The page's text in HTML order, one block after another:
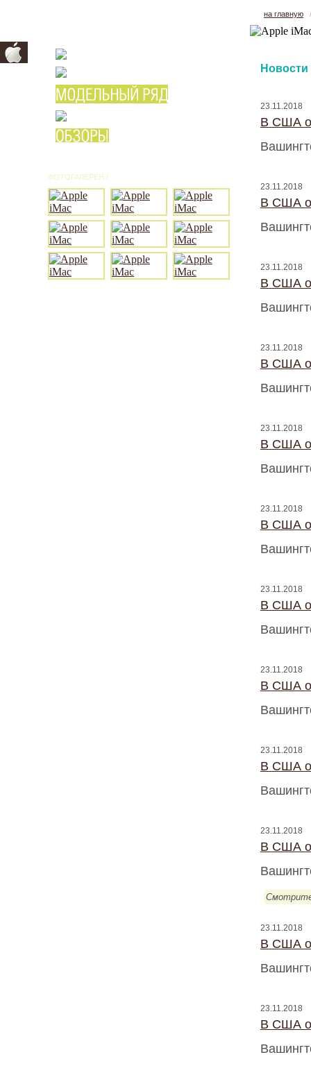
ФОТОГАЛЕРЕЯ /
на главную
Новости
23.11.2018
В США
23.11.2018
В США
23.11.2018
В США
23.11.2018
В США
23.11.2018
В США
23.11.2018
В США
23.11.2018
В США
23.11.2018
В США
23.11.2018
В США
23.11.2018
В США
23.11.2018
В США
23.11.2018
В США